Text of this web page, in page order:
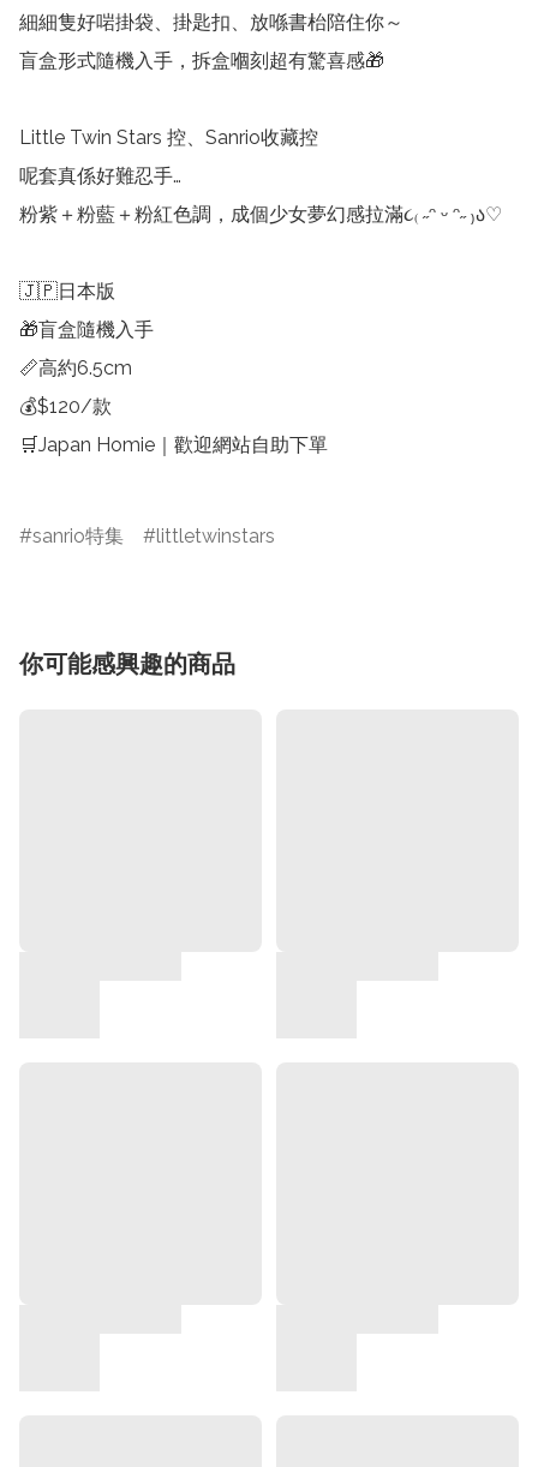
細細隻好啱掛袋、掛匙扣、放喺書枱陪住你～
盲盒形式隨機入手，拆盒嗰刻超有驚喜感🎁
Little Twin Stars 控、Sanrio收藏控
呢套真係好難忍手…
粉紫＋粉藍＋粉紅色調，成個少女夢幻感拉滿૮₍ ˶ᵔ ᵕ ᵔ˶ ₎ა♡
🇯🇵日本版
🎁盲盒隨機入手
📏高約6.5cm
💰$120/款
🛒Japan Homie｜歡迎網站自助下單
sanrio特集 littletwinstars
你可能感興趣的商品